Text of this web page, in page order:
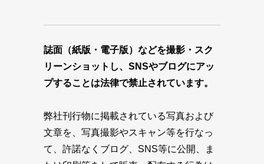
誌面（紙版・電子版）などを撮影・スク
リーンショットし、SNSやブログにアッ
プすることは法律で禁止されています。
弊社刊行物に掲載されている写真および
文章を、写真撮影やスキャン等を行なっ
て、許諾なくブログ、SNS等に公開、ま